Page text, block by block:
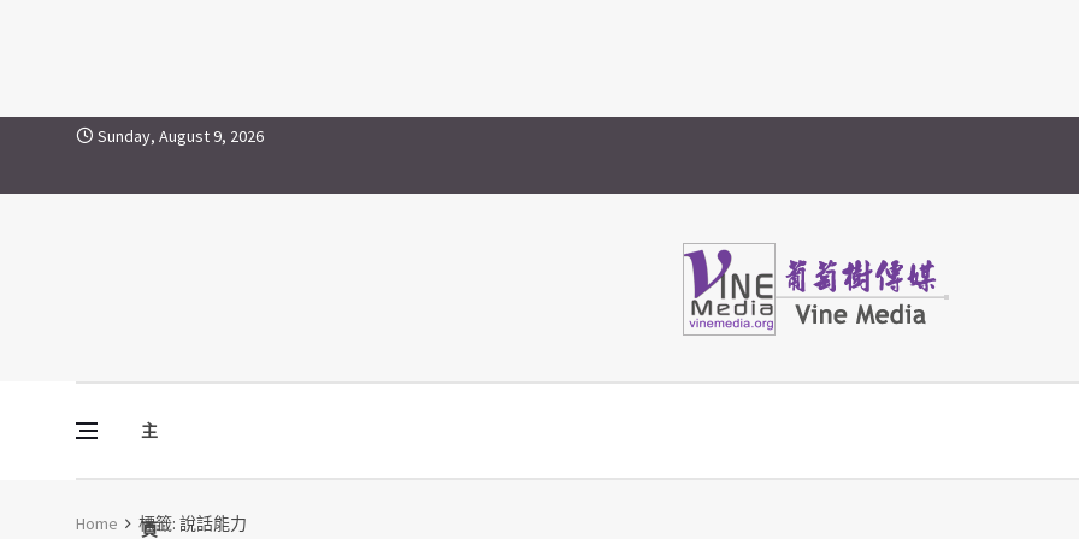
Skip to content
說話能力Sunday, August 9, 2026
主
頁
Vine Media
葡萄樹傳媒
Home 標籤: 說話能力